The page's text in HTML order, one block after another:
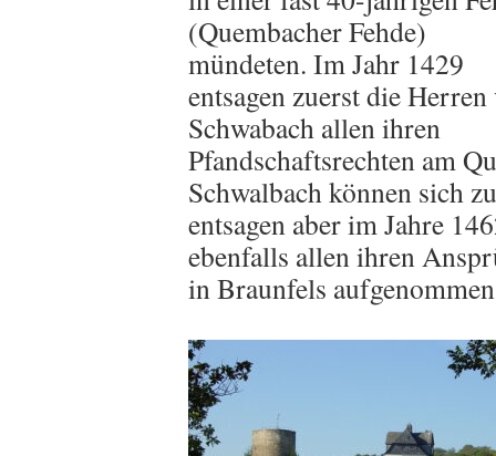
(Quembacher Fehde)
mündeten. Im Jahr 1429
entsagen zuerst die
Schwabach allen ihren
Pfandschaftsrechten am
Schwalbach können sich
entsagen aber im Jahre
ebenfalls allen ihren
in Braunfels